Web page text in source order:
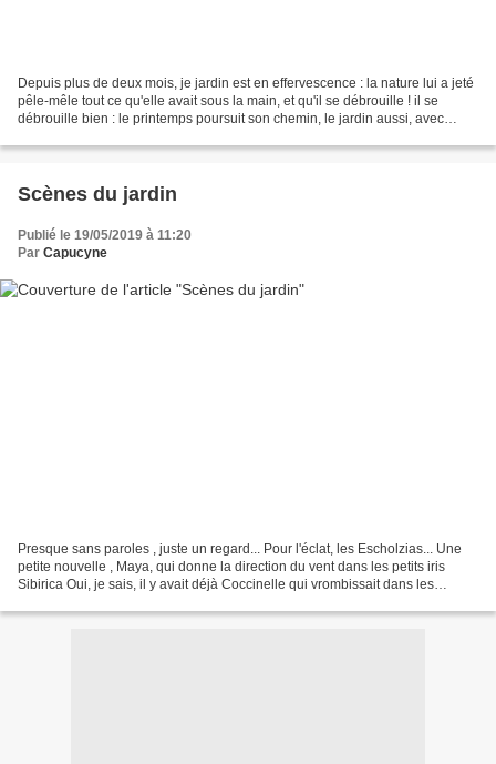
Depuis plus de deux mois, je jardin est en effervescence : la nature lui a jeté
pêle-mêle tout ce qu'elle avait sous la main, et qu'il se débrouille ! il se
débrouille bien : le printemps poursuit son chemin, le jardin aussi, avec
Scènes du jardin
Publié le 19/05/2019 à 11:20
Par Capucyne
Presque sans paroles , juste un regard... Pour l'éclat, les Escholzias... Une
petite nouvelle , Maya, qui donne la direction du vent dans les petits iris
Sibirica Oui, je sais, il y avait déjà Coccinelle qui vrombissait dans les